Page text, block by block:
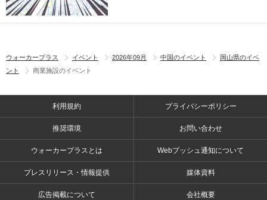
ウォーカープラス イベント 2026年09月 中国のイベント
岡山県のイベ
ント
商業施設のイベント
利用規約 プライバシーポリシー
推奨環境 お問い合わせ
ウォーカープラスとは Webプッシュ通知について
プレスリリース・情報提供 媒体資料
広告掲載について 会社概要